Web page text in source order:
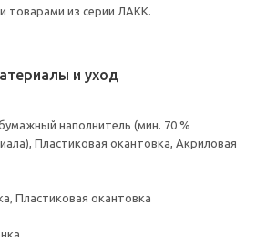
товарами из серии ЛАКК.
и уход
наполнитель (мин. 70 %
Пластиковая окантовка, Акриловая
Пластиковая окантовка